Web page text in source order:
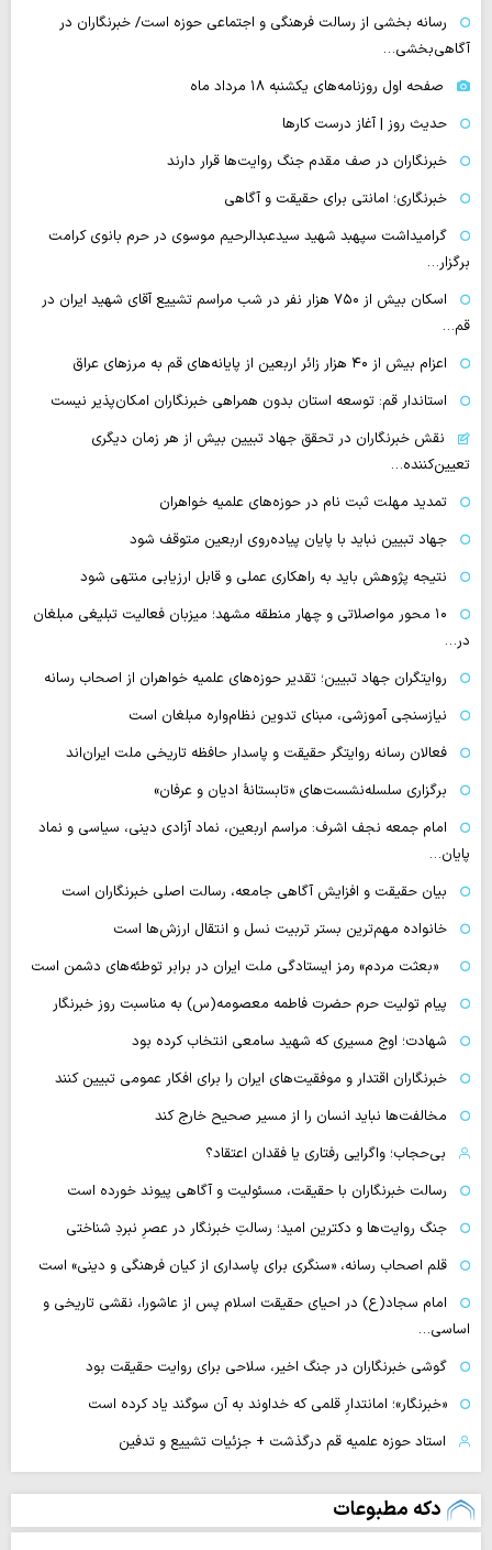
رسانه بخشی از رسالت فرهنگی و اجتماعی حوزه است/ خبرنگاران در
آگاهی‌بخشی…
صفحه اول روزنامه‌های یکشنبه ۱۸ مرداد ماه
حدیث روز | آغاز درست کارها
خبرنگاران در صف مقدم جنگ روایت‌ها قرار دارند
خبرنگاری؛ امانتی برای حقیقت و آگاهی
گرامیداشت سپهبد شهید سیدعبدالرحیم موسوی در حرم بانوی کرامت
برگزار…
اسکان بیش از ۷۵۰ هزار نفر در شب مراسم تشییع آقای شهید ایران در
قم…
اعزام بیش از ۴۰ هزار زائر اربعین از پایانه‌های قم به مرزهای عراق
استاندار قم: توسعه استان بدون همراهی خبرنگاران امکان‌پذیر نیست
نقش خبرنگاران در تحقق جهاد تبیین بیش از هر زمان دیگری
تعیین‌کننده…
تمدید مهلت ثبت نام در حوزه‌های علمیه خواهران
جهاد تبیین نباید با پایان پیاده‌روی اربعین متوقف شود
نتیجه پژوهش باید به راهکاری عملی و قابل ارزیابی منتهی شود
۱۰ محور مواصلاتی و چهار منطقه مشهد؛ میزبان فعالیت تبلیغی مبلغان
در…
روایتگران جهاد تبیین؛ تقدیر حوزه‌های علمیه خواهران از اصحاب رسانه
نیازسنجی آموزشی، مبنای تدوین نظام‌واره مبلغان است
فعالان رسانه‌ روایتگر حقیقت و پاسدار حافظه تاریخی ملت ایران‌اند
برگزاری سلسله‌نشست‌های «تابستانهٔ ادیان و عرفان»
امام جمعه نجف اشرف: مراسم اربعین، نماد آزادی دینی، سیاسی و نماد
پایان…
بیان حقیقت و افزایش آگاهی جامعه، رسالت اصلی خبرنگاران است
خانواده مهم‌ترین بستر تربیت نسل و انتقال ارزش‌ها است
«بعثت مردم» رمز ایستادگی ملت ایران در برابر توطئه‌های دشمن است
پیام تولیت حرم حضرت فاطمه معصومه(س) به مناسبت روز خبرنگار
شهادت؛ اوج مسیری که شهید سامعی انتخاب کرده بود
خبرنگاران اقتدار و موفقیت‌های ایران را برای افکار عمومی تبیین کنند
مخالفت‌ها نباید انسان را از مسیر صحیح خارج کند
بی‌حجاب؛ واگرایی رفتاری یا فقدان اعتقاد؟
رسالت خبرنگاران با حقیقت، مسئولیت و آگاهی پیوند خورده است
جنگ روایت‌ها و دکترین امید؛ رسالتِ خبرنگار در عصرِ نبردِ شناختی
قلم اصحاب رسانه، «سنگری برای پاسداری از کیان فرهنگی و دینی» است
امام سجاد(ع) در احیای حقیقت اسلام پس از عاشورا، نقشی تاریخی و
اساسی…
گوشی خبرنگاران در جنگ اخیر، سلاحی برای روایت حقیقت بود
«خبرنگار»؛ امانتدارِ قلمی که خداوند به آن سوگند یاد کرده است
استاد حوزه علمیه قم درگذشت + جزئیات تشییع و تدفین
دکه مطبوعات